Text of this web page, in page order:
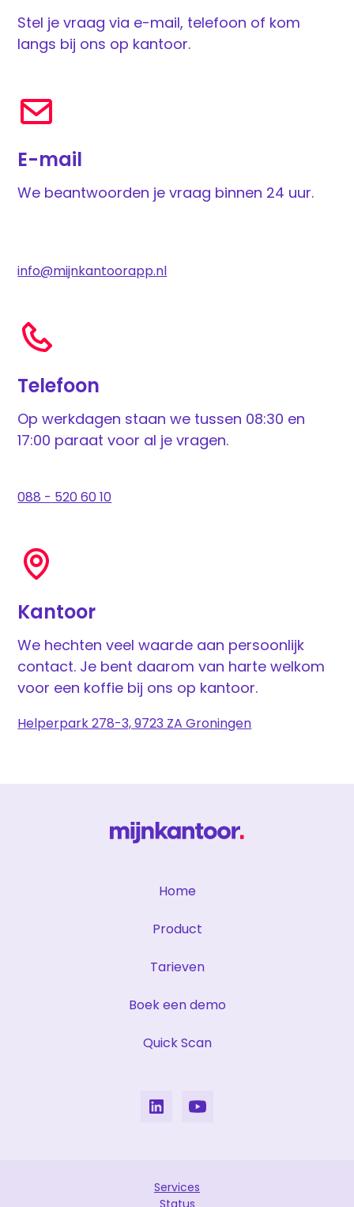
Stel je vraag via e-mail, telefoon of kom
langs bij ons op kantoor.
E-mail
We beantwoorden je vraag binnen 24 uur.
info@mijnkantoorapp.nl
Telefoon
Op werkdagen staan we tussen 08:30 en
17:00 paraat voor al je vragen.
088 - 520 60 10
Kantoor
We hechten veel waarde aan persoonlijk
contact. Je bent daarom van harte welkom
voor een koffie bij ons op kantoor.
Helperpark 278-3, 9723 ZA Groningen
Home
Product
Tarieven
Boek een demo
Quick Scan
Services
Status